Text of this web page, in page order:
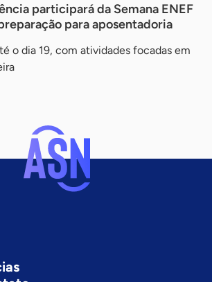
participará da Semana ENEF
para aposentadoria
o dia 19, com atividades focadas em